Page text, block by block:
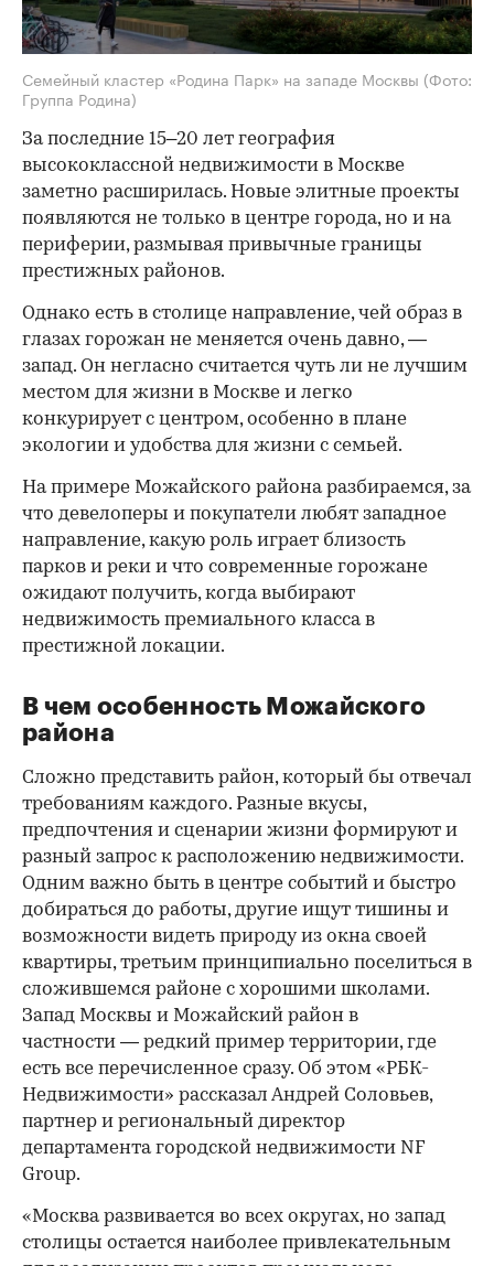
Семейный кластер «Родина Парк» на западе Москвы (Фото:
Группа Родина)
За последние 15–20 лет география
высококлассной недвижимости в Москве
заметно расширилась. Новые элитные проекты
появляются не только в центре города, но и на
периферии, размывая привычные границы
престижных районов.
Однако есть в столице направление, чей образ в
глазах горожан не меняется очень давно, —
запад. Он негласно считается чуть ли не лучшим
местом для жизни в Москве и легко
конкурирует с центром, особенно в плане
экологии и удобства для жизни с семьей.
На примере Можайского района разбираемся, за
что девелоперы и покупатели любят западное
направление, какую роль играет близость
парков и реки и что современные горожане
ожидают получить, когда выбирают
недвижимость премиального класса в
престижной локации.
00:00 / 00:00
В чем особенность Можайского
района
Сложно представить район, который бы отвечал
требованиям каждого. Разные вкусы,
предпочтения и сценарии жизни формируют и
разный запрос к расположению недвижимости.
Одним важно быть в центре событий и быстро
добираться до работы, другие ищут тишины и
возможности видеть природу из окна своей
квартиры, третьим принципиально поселиться в
сложившемся районе с хорошими школами.
Запад Москвы и Можайский район в
частности — редкий пример территории, где
есть все перечисленное сразу. Об этом «РБК-
Недвижимости» рассказал Андрей Соловьев,
партнер и региональный директор
департамента городской недвижимости NF
Group.
«Москва развивается во всех округах, но запад
столицы остается наиболее привлекательным